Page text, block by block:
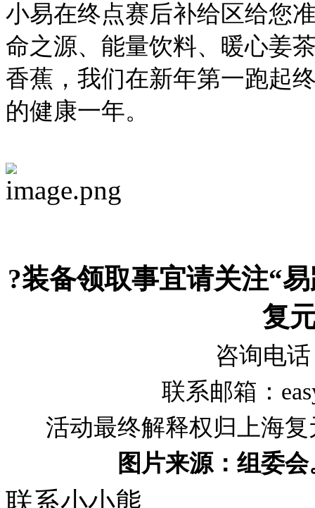
小易在终点赛后补给区给您
命之源、能量饮料、暖心姜
香蕉，我们在新年第一跑起
的健康一年。
?装备领取事宜请关注“
复
咨询电话
联系邮箱：
活动最终解释权归上海
图片来源：组委